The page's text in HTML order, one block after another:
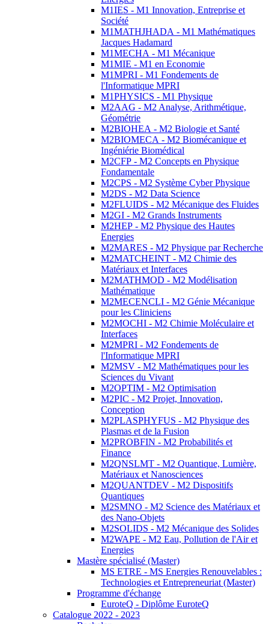
M1IES - M1 Innovation, Entreprise et
Société
M1MATHJHADA - M1 Mathématiques
Jacques Hadamard
M1MECHA - M1 Mécanique
M1MIE - M1 en Economie
M1MPRI - M1 Fondements de
l'Informatique MPRI
M1PHYSICS - M1 Physique
M2AAG - M2 Analyse, Arithmétique,
Géométrie
M2BIOHEA - M2 Biologie et Santé
M2BIOMECA - M2 Biomécanique et
Ingéniérie Biomédical
M2CFP - M2 Concepts en Physique
Fondamentale
M2CPS - M2 Système Cyber Physique
M2DS - M2 Data Science
M2FLUIDS - M2 Mécanique des Fluides
M2GI - M2 Grands Instruments
M2HEP - M2 Physique des Hautes
Energies
M2MARES - M2 Physique par Recherche
M2MATCHEINT - M2 Chimie des
Matériaux et Interfaces
M2MATHMOD - M2 Modélisation
Mathématique
M2MECENCLI - M2 Génie Mécanique
pour les Cliniciens
M2MOCHI - M2 Chimie Moléculaire et
Interfaces
M2MPRI - M2 Fondements de
l'Informatique MPRI
M2MSV - M2 Mathématiques pour les
Sciences du Vivant
M2OPTIM - M2 Optimisation
M2PIC - M2 Projet, Innovation,
Conception
M2PLASPHYFUS - M2 Physique des
Plasmas et de la Fusion
M2PROBFIN - M2 Probabilités et
Finance
M2QNSLMT - M2 Quantique, Lumière,
Matériaux et Nanosciences
M2QUANTDEV - M2 Dispositifs
Quantiques
M2SMNO - M2 Science des Matériaux et
des Nano-Objets
M2SOLIDS - M2 Mécanique des Solides
M2WAPE - M2 Eau, Pollution de l'Air et
Energies
Mastère spécialisé (Master)
MS ETRE - MS Energies Renouvelables :
Technologies et Entrepreneuriat (Master)
Programme d'échange
EuroteQ - Diplôme EuroteQ
Catalogue 2022 - 2023